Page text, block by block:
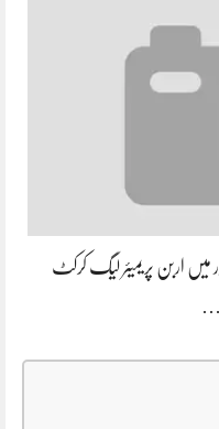
میں اربن پریمیئر لیگ کرکٹ